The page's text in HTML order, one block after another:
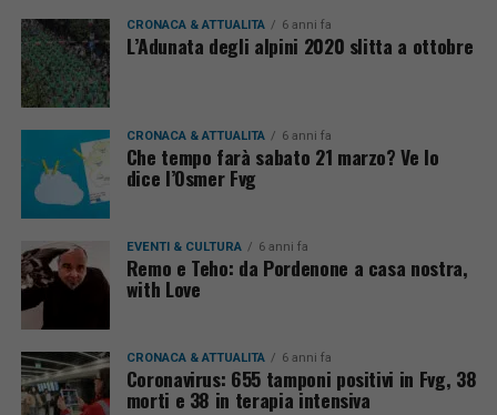
CRONACA & ATTUALITÀ 6 anni fa
L’Adunata degli alpini 2020 slitta a ottobre
CRONACA & ATTUALITÀ 6 anni fa
Che tempo farà sabato 21 marzo? Ve lo
dice l’Osmer Fvg
EVENTI & CULTURA 6 anni fa
Remo e Teho: da Pordenone a casa nostra,
with Love
CRONACA & ATTUALITÀ 6 anni fa
Coronavirus: 655 tamponi positivi in Fvg, 38
morti e 38 in terapia intensiva